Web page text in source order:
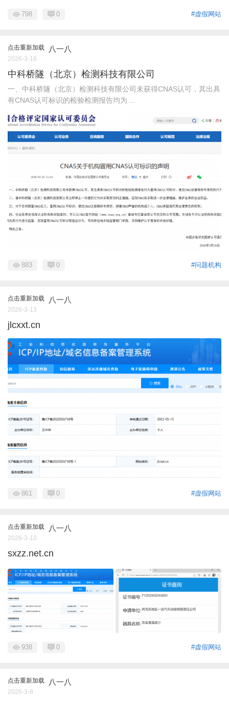
#虚假网站
798 0
点击重新加载 八一八
2026-3-16
中科桥隧（北京）检测科技有限公司
一、中科桥隧（北京）检测科技有限公司未获得CNAS认可，其出具
有CNAS认可标识的检验检测报告均为 ...
#问题机构
883 0
点击重新加载 八一八
2026-3-13
jlcxxt.cn
#虚假网站
861 0
点击重新加载 八一八
2026-3-10
sxzz.net.cn
#虚假网站
938 0
点击重新加载 八一八
2026-3-8